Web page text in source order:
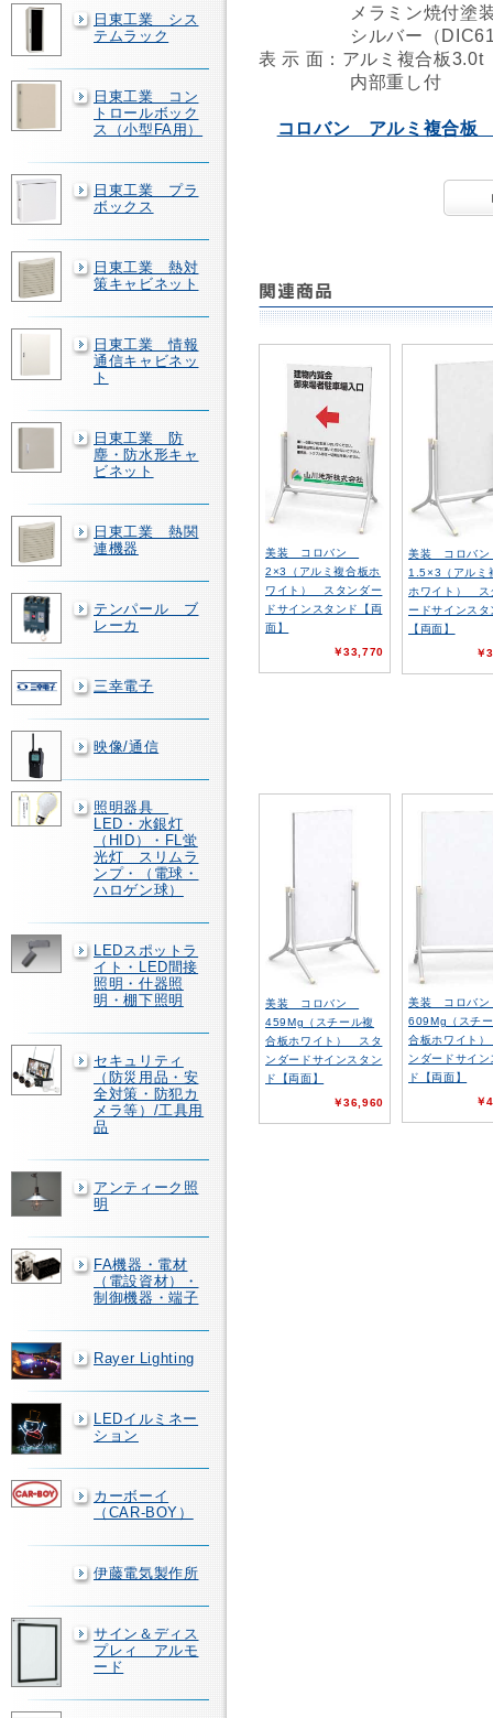
日東工業 シス
テムラック
日東工業 コン
トロールボック
ス（小型FA用）
日東工業 プラ
ボックス
日東工業 熱対
策キャビネット
日東工業 情報
通信キャビネッ
ト
日東工業 防
塵・防水形キャ
ビネット
日東工業 熱関
連機器
テンパール ブ
レーカ
三幸電子
映像/通信
照明器具
LED・水銀灯
（HID）・FL蛍
光灯 スリムラ
ンプ・（電球・
ハロゲン球）
LEDスポットラ
イト・LED間接
照明・什器照
明・棚下照明
セキュリティ
（防災用品・安
全対策・防犯カ
メラ等）/工具用
品
アンティーク照
明
FA機器・電材
（電設資材）・
制御機器・端子
Rayer Lighting
LEDイルミネー
ション
カーボーイ
（CAR-BOY）
伊藤電気製作所
サイン＆ディス
プレィ アルモ
ード
メラミン焼付塗装
シルバー（
表 示 面：アルミ複合板
内部重し付
コロバン アルミ複合板
美装 コロバン
2×3（アルミ複合板ホ
ワイト） スタンダー
ドサインスタンド【両
面】
￥33,770
美装 コロバ
1.5×3（アルミ
ホワイト） ス
ードサインスタ
【両面】
￥
美装 コロバン
459Mg（スチール複
合板ホワイト） スタ
ンダードサインスタン
ド【両面】
￥36,960
美装 コロバ
609Mg（スチ
合板ホワイト
ンダードサイン
ド【両面】
￥